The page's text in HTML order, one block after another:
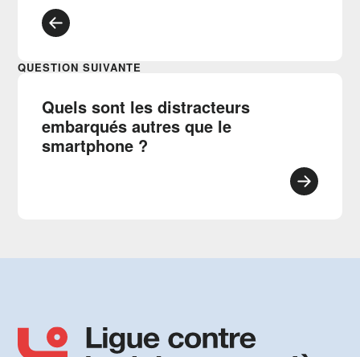
QUESTION SUIVANTE
Quels sont les distracteurs
embarqués autres que le
smartphone ?